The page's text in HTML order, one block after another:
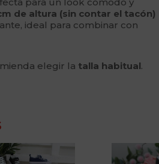
de altura (sin contar el tacón)
ideal para combinar con
elegir la talla habitual.